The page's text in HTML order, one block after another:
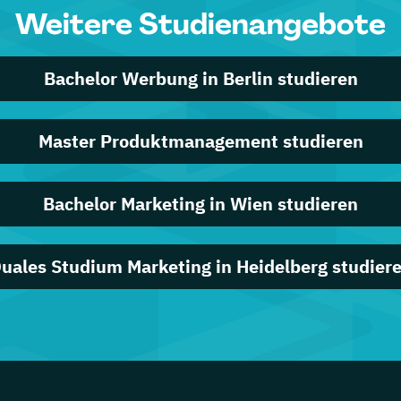
Weitere Studienangebote
Bachelor Werbung in Berlin studieren
Master Produktmanagement studieren
Bachelor Marketing in Wien studieren
Studium Marketing in Heidelberg